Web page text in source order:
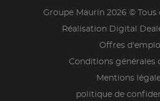
Groupe Maurin 2026 © Tous
Réalisation Digital
Offres
Conditions générales
Mentions
politique de